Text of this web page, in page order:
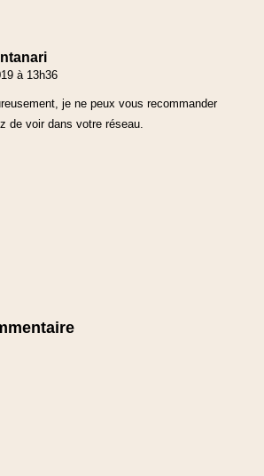
à 13h36
je ne peux vous recommander
de voir dans votre réseau.